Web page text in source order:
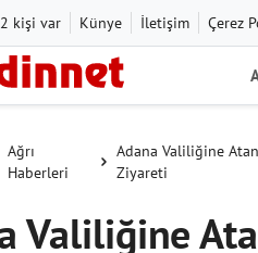
kişi var Künye İletişim Çerez
Ağrı
Haberleri
Adana Valiliğine
Ziyareti
Valiliğine